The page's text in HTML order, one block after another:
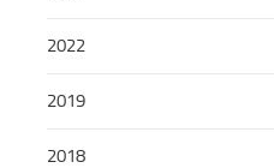
2022
2019
2018